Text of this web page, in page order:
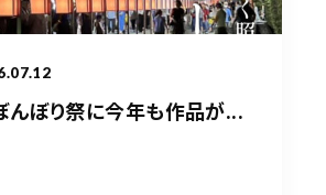
んぼり祭に今年も作品が...